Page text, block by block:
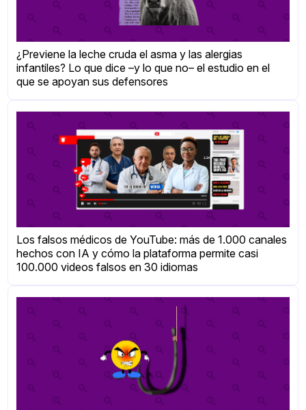
¿Previene la leche cruda el asma y las alergias
infantiles? Lo que dice –y lo que no– el estudio en el
que se apoyan sus defensores
Los falsos médicos de YouTube: más de 1.000 canales
hechos con IA y cómo la plataforma permite casi
100.000 videos falsos en 30 idiomas